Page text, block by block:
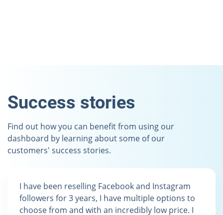
Success stories
Find out how you can benefit from using our
dashboard by learning about some of our
customers' success stories.
I have been reselling Facebook and Instagram
followers for 3 years, I have multiple options to
choose from and with an incredibly low price. I